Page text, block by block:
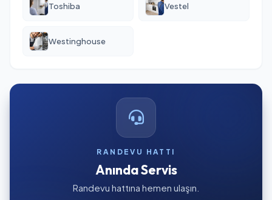
Toshiba Vestel
Westinghouse
RANDEVU HATTI
Anında Servis
Randevu hattına hemen ulaşın.